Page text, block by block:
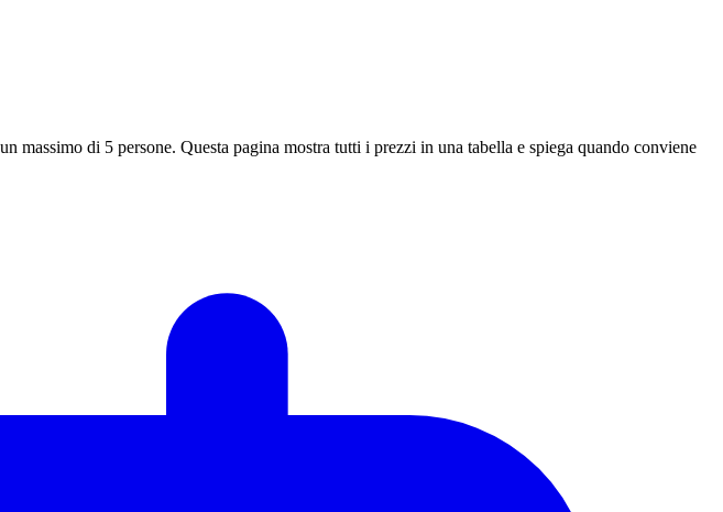
di 5 persone. Questa pagina mostra tutti i prezzi in una tabella e spiega quando conviene